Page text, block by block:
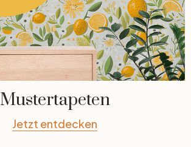
Mustertapeten
Jetzt entdecken